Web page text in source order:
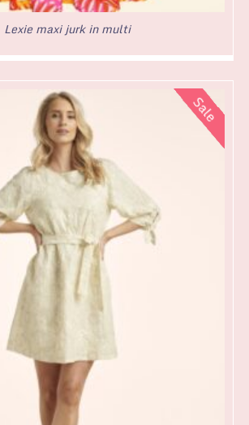
Lexie maxi jurk in multi